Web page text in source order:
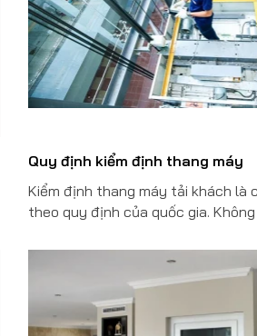
Quy định kiểm định thang máy
Kiểm định thang máy tải khách là
theo quy định của quốc gia.
sử dụng thang máy. Kiểm định
theo quy định cụ thể. Vậy những
thang máy tải khách là gì?